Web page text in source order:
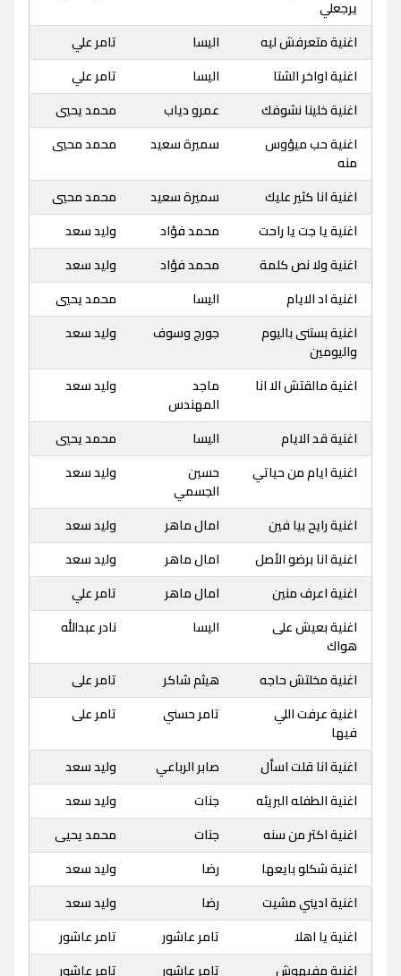
يرجعلي
اغنية متعرفش ليه اليسا
تامر علي
اغنية اواخر الشتا
اليسا
تامر علي
اغنية خلينا نشوفك
عمرو دياب
محمد يحيي
اغنية حب ميؤوس
منه
سميرة سعيد محمد محيي
اغنية انا كثير عليك سميرة سعيد
محمد محيي
اغنية يا جت يا راحت
محمد فؤاد
وليد سعد
اغنية ولا نص كلمة
محمد فؤاد
وليد سعد
اغنية اد الايام
اليسا
محمد يحيي
اغنية بستنى باليوم
واليومين
جورج وسوف وليد سعد
اغنية مالقتش الا انا
ماجد
المهندس
وليد سعد
اغنية قد الايام اليسا
محمد يحيي
اغنية ايام من حياتي
حسين
الجسمي
وليد سعد
اغنية رايح بيا فين امال ماهر
وليد سعد
اغنية انا برضو الأصل
امال ماهر
وليد سعد
اغنية اعرف منين
امال ماهر
تامر علي
اغنية بعيش على
هواك
اليسا نادر عبدالله
اغنية مخلتش حاجه هيثم شاكر
تامر على
اغنية عرفت اللي
فيها
تامر حسني تامر على
اغنية انا قلت اسأل صابر الرباعي
وليد سعد
اغنية الطفله البريئه
جنات
وليد سعد
اغنية اكتر من سنه
جنات
محمد يحيى
اغنية شكلو بايعها
رضا
وليد سعد
اغنية اديني مشيت
رضا
وليد سعد
اغنية يا اهلا
تامر عاشور
تامر عاشور
اغنية مفيهوش
تامر عاشور تامر عاشور